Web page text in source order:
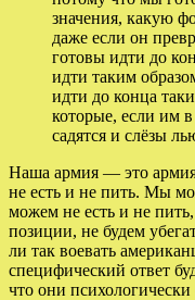
значения, какую
даже если он
готовы идти до
идти таким
идти до конца
которые, если им
садятся и слёзы
Наша армия — это
не есть и не пить. Мы
можем не есть и не
позиции, не будем
ли так воевать
специфический ответ
что они